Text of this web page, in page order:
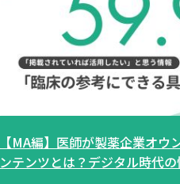
【MA編】医師が製薬企業オウ
ンテンツとは？デジタル時代